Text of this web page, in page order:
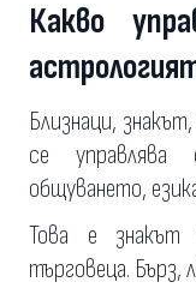
Какво
Близнаци,
се управлява
общуването,
Това е знакът
търговеца. Бърз,